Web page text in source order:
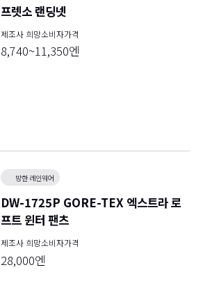
프렛소 랜딩넷
제조사 희망소비자가격
8,740~11,350엔
방한 레인웨어
DW-1725P GORE-TEX 엑스트라 로
프트 윈터 팬츠
제조사 희망소비자가격
28,000엔